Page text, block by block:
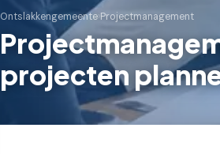
Ontslakkengemeente›Projectmanagement
projecten